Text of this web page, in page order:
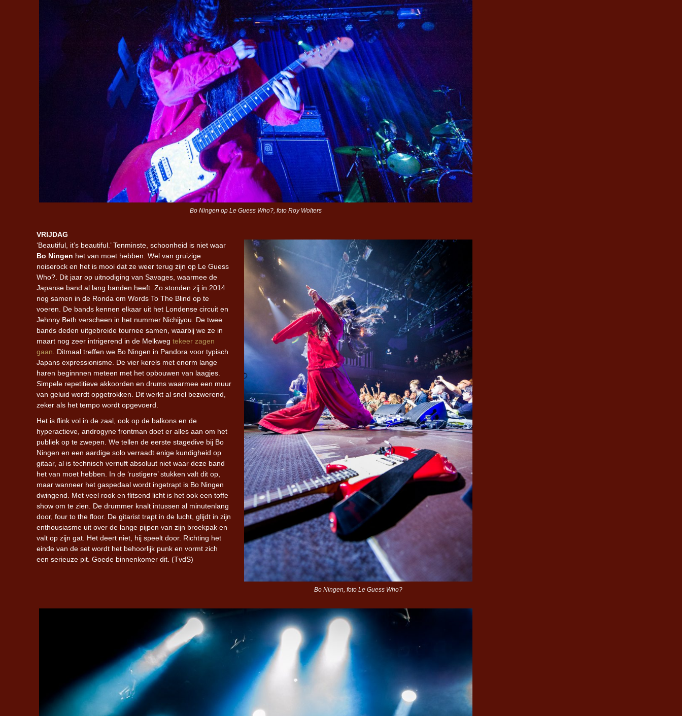
Bo Ningen op Le Guess Who?, foto Roy Wolters
Bo Ningen, foto Le Guess Who?
VRIJDAG
‘Beautiful, it’s beautiful.’ Tenminste, schoonheid is niet waar
Bo Ningen het van moet hebben. Wel van gruizige
noiserock en het is mooi dat ze weer terug zijn op Le Guess
Who?. Dit jaar op uitnodiging van Savages, waarmee de
Japanse band al lang banden heeft. Zo stonden zij in 2014
nog samen in de Ronda om Words To The Blind op te
voeren. De bands kennen elkaar uit het Londense circuit en
Jehnny Beth verscheen in het nummer Nichijyou. De twee
bands deden uitgebreide tournee samen, waarbij we ze in
maart nog zeer intrigerend in de Melkweg tekeer zagen
gaan . Ditmaal treffen we Bo Ningen in Pandora voor typisch
Japans expressionisme. De vier kerels met enorm lange
haren beginnnen meteen met het opbouwen van laagjes.
Simpele repetitieve akkoorden en drums waarmee een muur
van geluid wordt opgetrokken. Dit werkt al snel bezwerend,
zeker als het tempo wordt opgevoerd.
Het is flink vol in de zaal, ook op de balkons en de
hyperactieve, androgyne frontman doet er alles aan om het
publiek op te zwepen. We tellen de eerste stagedive bij Bo
Ningen en een aardige solo verraadt enige kundigheid op
gitaar, al is technisch vernuft absoluut niet waar deze band
het van moet hebben. In de ‘rustigere’ stukken valt dit op,
maar wanneer het gaspedaal wordt ingetrapt is Bo Ningen
dwingend. Met veel rook en flitsend licht is het ook een toffe
show om te zien. De drummer knalt intussen al minutenlang
door, four to the floor. De gitarist trapt in de lucht, glijdt in zijn
enthousiasme uit over de lange pijpen van zijn broekpak en
valt op zijn gat. Het deert niet, hij speelt door. Richting het
einde van de set wordt het behoorlijk punk en vormt zich
een serieuze pit. Goede binnenkomer dit. (TvdS)